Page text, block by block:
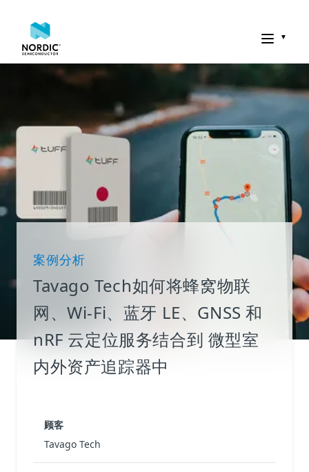
诺迪克半导体
案例分析
Tavago Tech如何将蜂窝物联
网、Wi-Fi、蓝牙 LE、GNSS 和
nRF 云定位服务结合到 微型室
内外资产追踪器中
顾客
Tavago Tech